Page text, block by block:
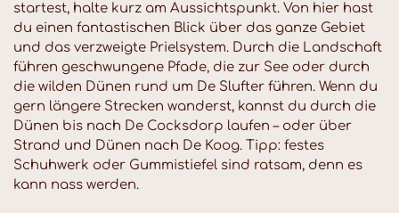
startest, halte kurz am Aussichtspunkt. Von hier hast
du einen fantastischen Blick über das ganze Gebiet
und das verzweigte Prielsystem. Durch die Landschaft
führen geschwungene Pfade, die zur See oder durch
die wilden Dünen rund um De Slufter führen. Wenn du
gern längere Strecken wanderst, kannst du durch die
Dünen bis nach De Cocksdorp laufen – oder über
Strand und Dünen nach De Koog. Tipp: festes
Schuhwerk oder Gummistiefel sind ratsam, denn es
kann nass werden.